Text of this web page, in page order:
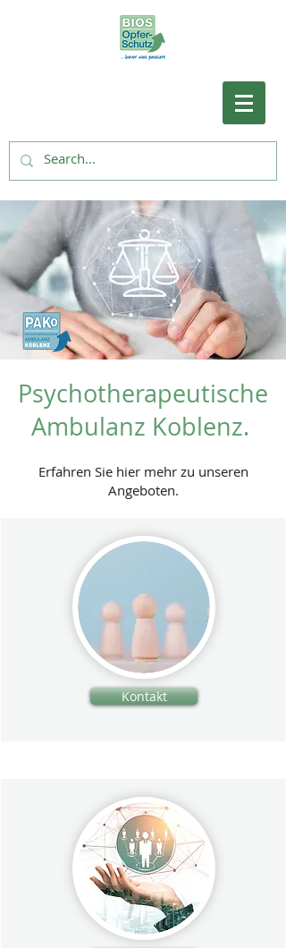
Psychotherapeutische
Ambulanz Koblenz.
Erfahren Sie hier mehr zu unseren
Angeboten.
Kontakt